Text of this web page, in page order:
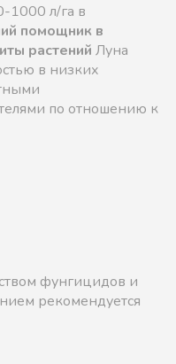
1000 л/га в
помощник в
растений Луна
в низких
по отношению к
фунгицидов и
рекомендуется